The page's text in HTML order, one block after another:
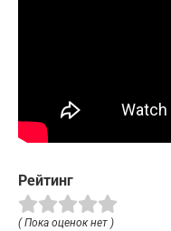
Рейтинг
( Пока оценок нет )